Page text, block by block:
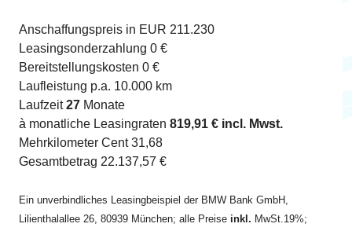
Anschaffungspreis in EUR 211.230
Leasingsonderzahlung 0 €
Bereitstellungskosten 0 €
Laufleistung p.a. 10.000 km
Laufzeit27 Monate
à monatliche Leasingraten 819,91 € incl. Mwst.
Mehrkilometer Cent 31,68
Gesamtbetrag 22.137,57 €
Ein unverbindliches Leasingbeispiel der BMW Bank GmbH,
Lilienthalallee 26, 80939 München; alle Preise inkl. MwSt.19%;